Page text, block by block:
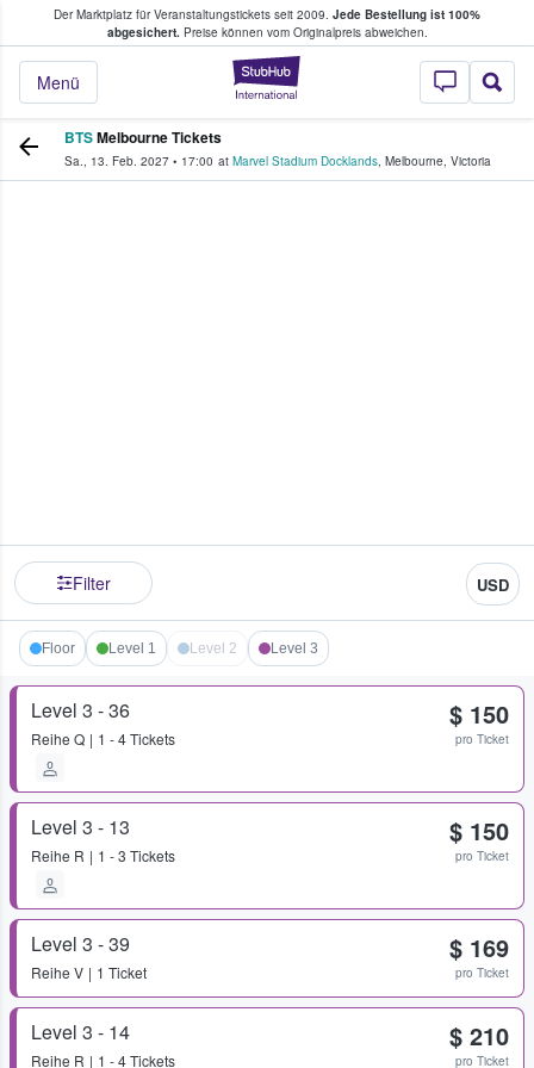
Der Marktplatz für Veranstaltungstickets seit 2009. Jede Bestellung ist 100%
abgesichert.Preise können vom Originalpreis abweichen.
StubHub - Wo
Menü
Tickets kaufen & verkaufen
BTSMelbourne Tickets
Sa., 13. Feb. 2027 • 17:00 at Marvel Stadium Docklands, Melbourne, Victoria
Filter USD
Floor Level 1 Level 2 Level 3
Level 3 - 36
Reihe Q 1 - 4 Tickets
$ 150
pro Ticket
Level 3 - 13
Reihe R 1 - 3 Tickets
$ 150
pro Ticket
Level 3 - 39
Reihe V 1 Ticket
$ 169
pro Ticket
Level 3 - 14
Reihe R 1 - 4 Tickets
$ 210
pro Ticket